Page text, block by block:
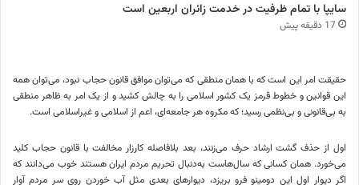
سایپا با تمام ظرفیت در خدمت زائران اربعین است
17 دقیقه پیش
حقیقت امر این است که با همان منطقی که می‌توان موافق قانون حجاب نبود، می‌توان همه
این قوانین و خطوط قرمز یک کشور اسلامی را به چالش کشید و از یک امر به ظاهر منطقی
به بی‌قانونی و بی‌نظمی رسید؛ که مکروه هر جامعه‌ای، اعم از اسلامی و غیراسلامی است.
اول از حذف گشت‌ ارشاد حرف می‌زنند، بعد بلافاصله کارزار مخالفت با قانون حجاب کلید
می‌خورد. همان کسانی که سال‌هاست به‌دنبال تحریم مردم ایران هستند خوب می‌دانند که
اگر دیوار اول این دومینو فرو بریزد، دیوارهای بعدی مثل آب خوردن روی سر مردم آوار